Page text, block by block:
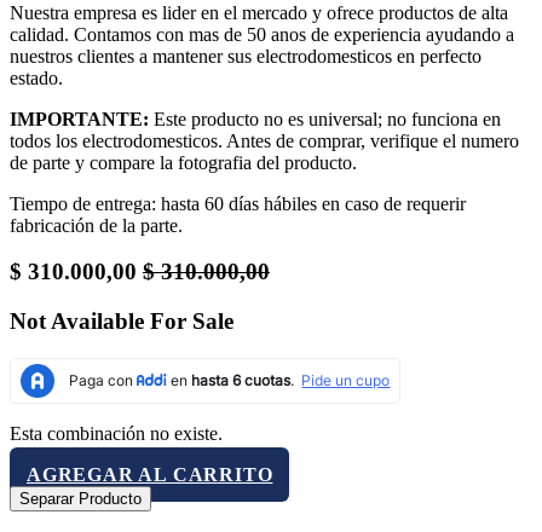
Nuestra empresa es lider en el mercado y ofrece productos de alta
calidad. Contamos con mas de 50 anos de experiencia ayudando a
nuestros clientes a mantener sus electrodomesticos en perfecto
estado.
IMPORTANTE: Este producto no es universal; no funciona en
todos los electrodomesticos. Antes de comprar, verifique el numero
de parte y compare la fotografia del producto.
Tiempo de entrega: hasta 60 días hábiles en caso de requerir
fabricación de la parte.
$ 310.000,00 $310.000,00
Not Available For Sale
Esta combinación no existe.
AGREGAR AL CARRITO
Separar Producto